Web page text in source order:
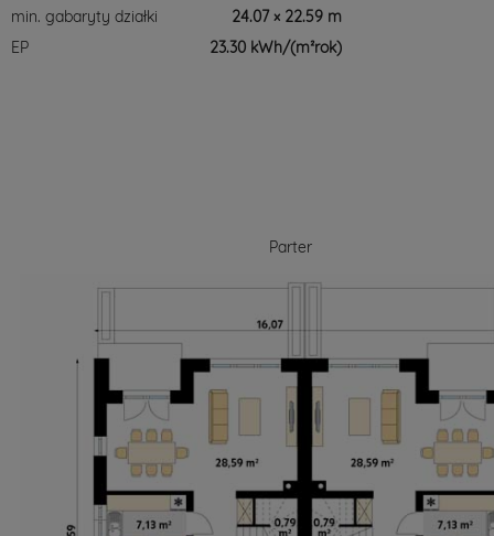
min. gabaryty działki
24.07 × 22.59 m
EP
23.30 kWh/(m²rok)
Parter